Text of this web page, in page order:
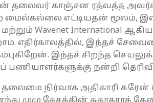
காஞ்சன ரத்வத்த அவர்கள்
எட்டியதன் மூலம்,
Wavenet International
எதிர்காலத்தில், இந்தச்
இந்தச் சிறந்த
பணியாளர்களுக்கு நன்றி
தலைமை நிர்வாக அதிகாரி